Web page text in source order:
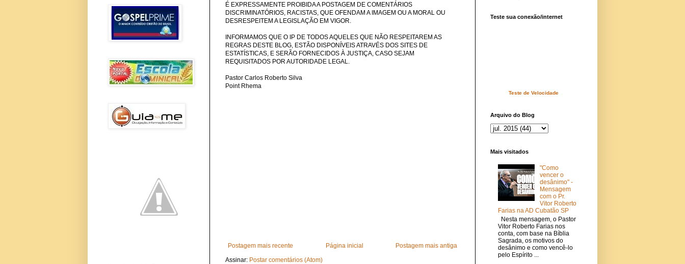
É EXPRESSAMENTE PROIBIDA A POSTAGEM DE COMENTÁRIOS
DISCRIMINATÓRIOS, RACISTAS, QUE OFENDAM A IMAGEM OU A MORAL OU
DESRESPEITEM A LEGISLAÇÃO EM VIGOR.
INFORMAMOS QUE O IP DE TODOS AQUELES QUE NÃO RESPEITAREM AS
REGRAS DESTE BLOG, ESTÃO DISPONÍVEIS ATRAVÉS DOS SITES DE
ESTATÍSTICAS, E SERÃO FORNECIDOS À JUSTIÇA, CASO SEJAM
REQUISITADOS POR AUTORIDADE LEGAL.
Pastor Carlos Roberto Silva
Point Rhema
Postagem mais recente Postagem mais antiga
Página inicial
Assinar: Postar comentários (Atom)
Teste sua conexão/internet
Teste de Velocidade
Arquivo do Blog
Mais visitados
"Como
vencer o
desânimo" -
Mensagem
com o Pr.
Vitor Roberto
Farias na AD Cubatão SP
Nesta mensagem, o Pastor
Vitor Roberto Farias nos
conta, com base na Bíblia
Sagrada, os motivos do
desânimo e como vencê-lo
pelo Espírito ...